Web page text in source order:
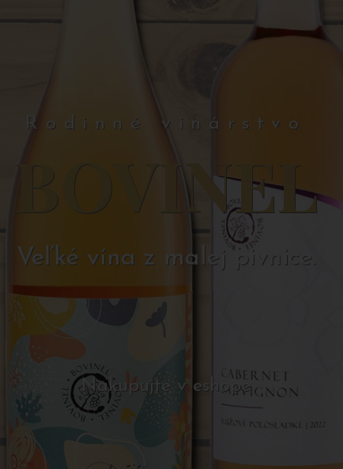
Rodinné vinárstvo
BOVINEL
Veľké vína z malej pivnice.
Nakupujte v eshope